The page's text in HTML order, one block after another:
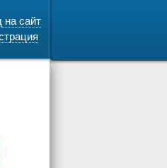
на сайт